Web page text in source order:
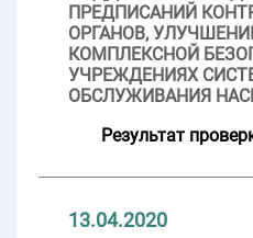
ПРЕДПИСАНИЙ
ОРГАНОВ,
КОМПЛЕКСНОЙ
УЧРЕЖДЕНИЯХ
ОБСЛУЖИВАНИЯ
Результат
13.04.2020